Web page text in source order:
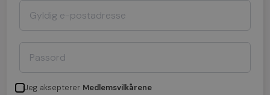
Jeg aksepterer Medlemsvilkårene